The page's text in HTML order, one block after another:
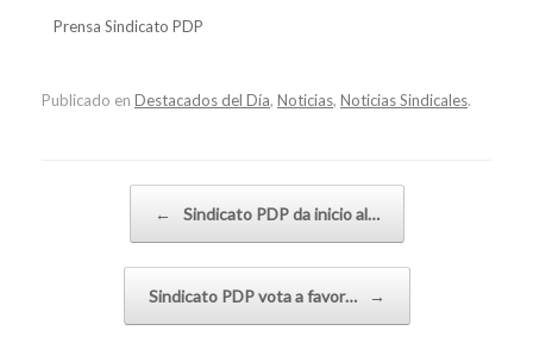
Prensa Sindicato PDP
Publicado en Destacados del Día, Noticias, Noticias Sindicales.
← Sindicato PDP da inicio al…
Sindicato PDP vota a favor… →